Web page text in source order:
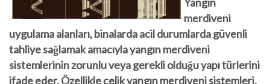
merdiveni
uygulama alanları, binalarda acil durumlarda güvenli
tahliye sağlamak amacıyla yangın merdiveni
sistemlerinin zorunlu veya gerekli olduğu yapı türlerini
ifade eder. Özellikleçelik yangın merdiveni sistemleri,